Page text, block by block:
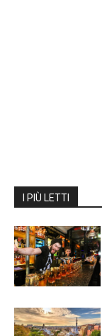
I PIÙ LETTI